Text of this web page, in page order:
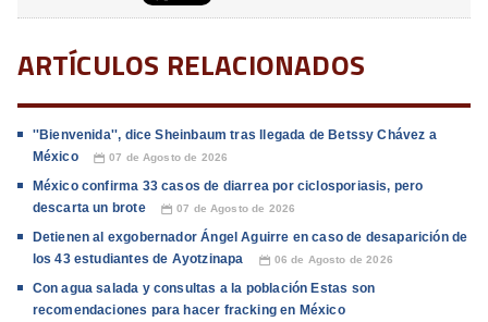
ARTÍCULOS RELACIONADOS
''Bienvenida'', dice Sheinbaum tras llegada de Betssy Chávez a
México
📅 07 de Agosto de 2026
México confirma 33 casos de diarrea por ciclosporiasis, pero
descarta un brote
📅 07 de Agosto de 2026
Detienen al exgobernador Ángel Aguirre en caso de desaparición de
los 43 estudiantes de Ayotzinapa
📅 06 de Agosto de 2026
Con agua salada y consultas a la población Estas son
recomendaciones para hacer fracking en México